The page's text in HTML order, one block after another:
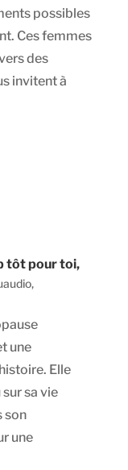
possibles
Ces femmes
des
invitent à
tôt pour toi,
,
une
Elle
sa vie
son
une